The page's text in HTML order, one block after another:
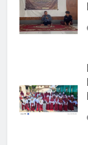
5
6